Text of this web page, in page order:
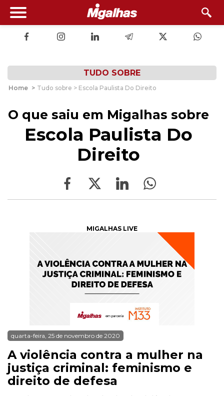
TUDO SOBRE
Home > Tudo sobre > Escola Paulista Do Direito
O que saiu em Migalhas sobre
Escola Paulista Do
Direito
MIGALHAS LIVE
quarta-feira, 25 de novembro de 2020
A violência contra a mulher na
justiça criminal: feminismo e
direito de defesa